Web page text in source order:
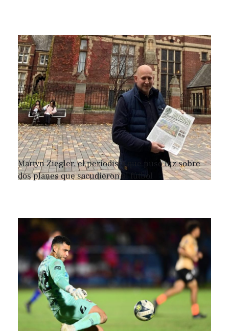
Martyn Ziegler, el periodista que puso luz sobre
dos planes que sacudieron al fútbol